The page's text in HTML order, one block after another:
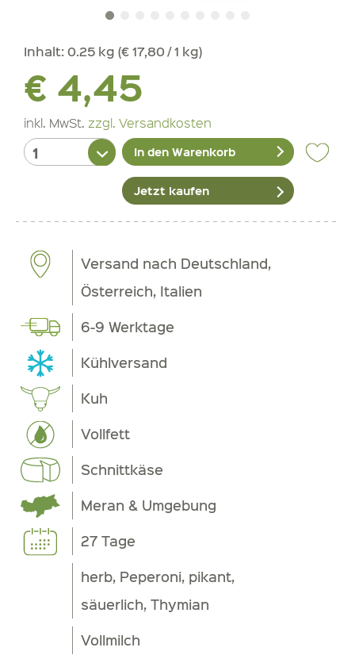
Inhalt: 0.25 kg (€ 17,80 / 1 kg)
€ 4,45
inkl. MwSt. zzgl. Versandkosten
In den Warenkorb
Jetzt kaufen
Versand nach Deutschland,
Österreich, Italien
6-9 Werktage
Kühlversand
Kuh
Vollfett
Schnittkäse
Meran & Umgebung
27 Tage
herb, Peperoni, pikant,
säuerlich, Thymian
Vollmilch